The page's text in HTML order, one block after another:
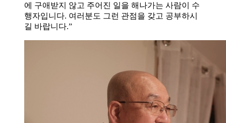
에 구애받지 않고 주어진 일을 해나가는 사람이 수
행자입니다. 여러분도 그런 관점을 갖고 공부하시
길 바랍니다.”